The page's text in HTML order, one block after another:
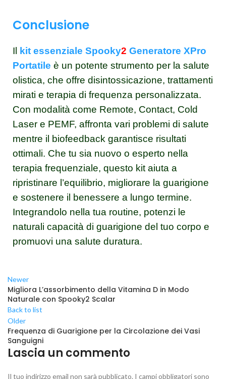
Conclusione
Il kit essenziale Spooky2 Generatore XPro
Portatile è un potente strumento per la salute
olistica, che offre disintossicazione, trattamenti
mirati e terapia di frequenza personalizzata.
Con modalità come Remote, Contact, Cold
Laser e PEMF, affronta vari problemi di salute
mentre il biofeedback garantisce risultati
ottimali. Che tu sia nuovo o esperto nella
terapia frequenziale, questo kit aiuta a
ripristinare l’equilibrio, migliorare la guarigione
e sostenere il benessere a lungo termine.
Integrandolo nella tua routine, potenzi le
naturali capacità di guarigione del tuo corpo e
promuovi una salute duratura.
Newer
Migliora L’assorbimento della Vitamina D in Modo
Naturale con Spooky2 Scalar
Back to list
Older
Frequenza di Guarigione per la Circolazione dei Vasi
Sanguigni
Lascia un commento
Il tuo indirizzo email non sarà pubblicato. I campi obbligatori sono